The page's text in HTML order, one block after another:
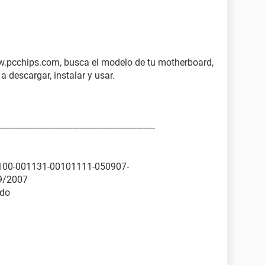
(COM1)
ECP (LPT1)
(HVKP710761)
Audio Controller
- 3149
Device (74 GB, IDE)
USB Device (1945 MB, USB)
busca el modelo de tu motherboard,
descargar, instalar y usar.
001131-00101111-050907-
2007